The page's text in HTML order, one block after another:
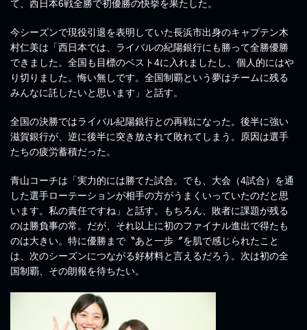
て、西日本6戦全勝で初優勝の快挙を果たした。
今シーズンで現役引退を表明していた長浜市出身のキャプテン木
村仁美は「西日本では、ライバルの紀陽銀行にも勝って全勝優勝
できました。全国も目標のベスト4に入れましたし、個人的にはや
り切りました。悔い無しです。全国制覇という夢はチームに残る
みんなに託したいと思います」と話す。
全国の決勝ではライバル紀陽銀行との再戦になった。後半に強い
滋賀銀行が、逆に後半に突き放されて敗れてしまう。原因は選手
たちの疲労蓄積だった。
青山コーチは「実力的には勝てた試合。でも、大会（4試合）を通
した選手ローテーションが相手の方がうまくいっていたのだと思
います。私の責任ですね」と話す。もちろん、敗者に課題が残る
のは勝負事の常。だが、それ以上に初のファイナル進出で得たも
のは大きい。特に優勝まで〝あと一歩〞を肌で感じられたこと
は、次のシーズンにつながる好材料と言えるだろう。次は初の全
国制覇、その朗報を待ちたい。